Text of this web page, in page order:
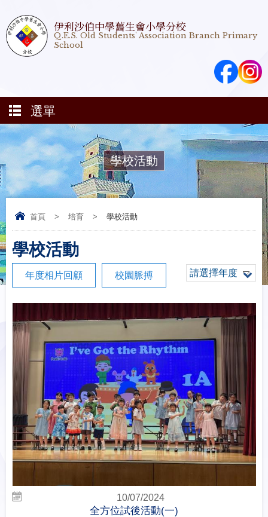
伊利沙伯中學舊生會小學分校
Q.E.S. Old Students' Association Branch Primary
School
選單
學校活動
首頁 > 培育 > 學校活動
學校活動
請選擇年度
年度相片回顧 校園脈搏
10/07/2024
全方位試後活動(一)